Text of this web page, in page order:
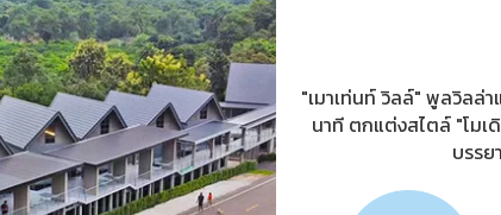
"เมาเท่นท์ วิลล์" พูลวิลล่
นาที ตกแต่งสไตล์ "โม
บรร